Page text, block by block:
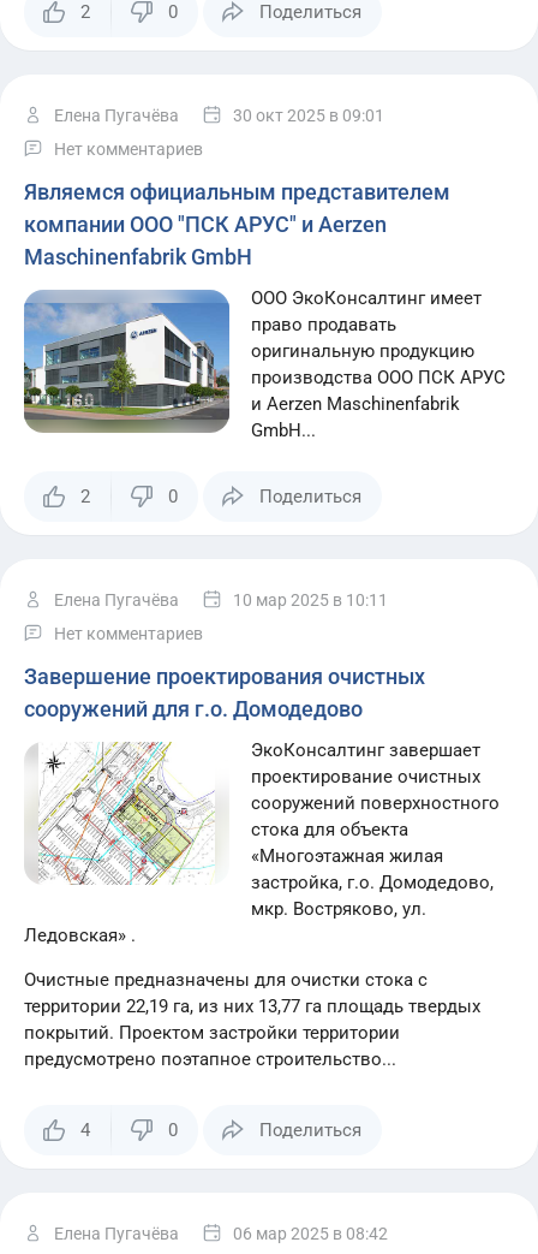
2 0 Поделиться
Елена Пугачёва 30 окт 2025 в 09:01
Нет комментариев
Являемся официальным представителем
компании ООО "ПСК АРУС" и Aerzen
Maschinenfabrik GmbH
ООО ЭкоКонсалтинг имеет
право продавать
оригинальную продукцию
производства ООО ПСК АРУС
и Aerzen Maschinenfabrik
GmbH...
2 0 Поделиться
Елена Пугачёва 10 мар 2025 в 10:11
Нет комментариев
Завершение проектирования очистных
сооружений для г.о. Домодедово
ЭкоКонсалтинг завершает
проектирование очистных
сооружений поверхностного
стока для объекта
«Многоэтажная жилая
застройка, г.о. Домодедово,
мкр. Востряково, ул.
Ледовская» .
Очистные предназначены для очистки стока с
территории 22,19 га, из них 13,77 га площадь твердых
покрытий. Проектом застройки территории
предусмотрено поэтапное строительство...
4 0 Поделиться
Елена Пугачёва 06 мар 2025 в 08:42